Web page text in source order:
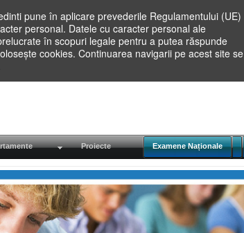
pune în aplicare prevederile Regulamentului (UE)
personal. Datele cu caracter personal ale
în scopuri legale pentru a putea răspunde
cookies. Continuarea navigarii pe acest site se
Proiecte Examene Naționale